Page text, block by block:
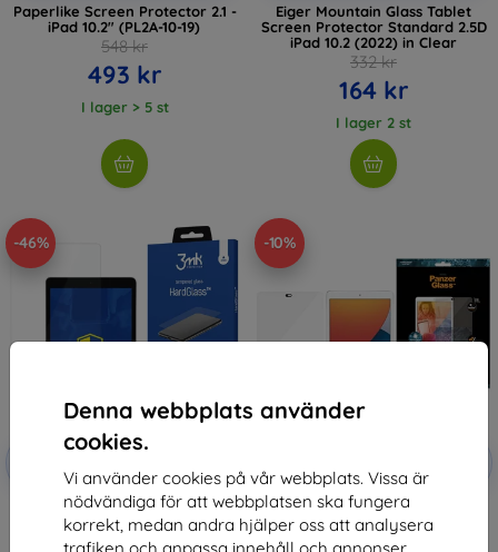
Denna webbplats använder
cookies.
Vi använder cookies på vår webbplats. Vissa är
nödvändiga för att webbplatsen ska fungera
korrekt, medan andra hjälper oss att analysera
Paperlike Screen Protector 2.1 -
iPad 10.2" (PL2A-10-19)
548 kr
493 kr
I lager > 5 st
Eiger Mountain Glass Tablet
Screen Protector Standard 2.5D
iPad 10.2 (2022) in Clear
332 kr
164 kr
I lager 2 st
-46%
Rabatt
kupong
3MK HardGlass Apple iPad 10.2"
8gen/9gen
253 kr
-10%
kupong
PanzerGlass E2E Super+ iPad
10.2" CamSlider Case Friendly
(2729)